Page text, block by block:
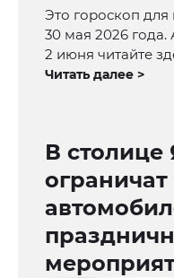
Это гороскоп для
30 мая 2026 года.
2 июня читайте
Читать далее >
В